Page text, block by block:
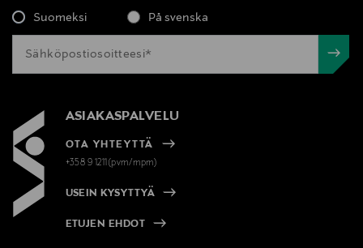
Suomeksi På svenska
ASIAKASPALVELU
OTA YHTEYTTÄ
+358 9 1211(pvm/mpm)
USEIN KYSYTTYÄ
ETUJEN EHDOT